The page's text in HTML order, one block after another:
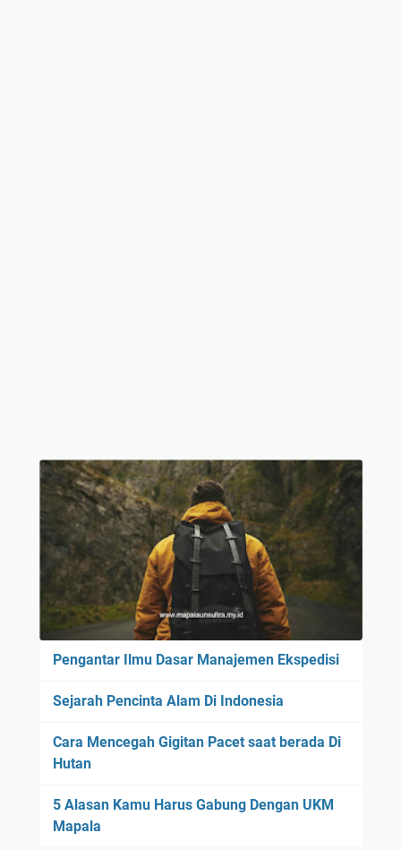
Pengantar Ilmu Dasar Manajemen Ekspedisi
Sejarah Pencinta Alam Di Indonesia
Cara Mencegah Gigitan Pacet saat berada Di
Hutan
5 Alasan Kamu Harus Gabung Dengan UKM
Mapala